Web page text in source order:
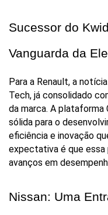
Sucessor do
Vanguarda da
Para a Renault, a
Tech, já consolidado
da marca. A plataforma
sólida para o
eficiência e inovação
expectativa é que essa
avanços em
Nissan: Uma